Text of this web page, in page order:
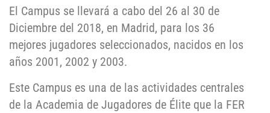
El Campus se llevará a cabo del 26 al 30 de
Diciembre del 2018, en Madrid, para los 36
mejores jugadores seleccionados, nacidos en los
años 2001, 2002 y 2003.
Este Campus es una de las actividades centrales
de la Academia de Jugadores de Élite que la FER